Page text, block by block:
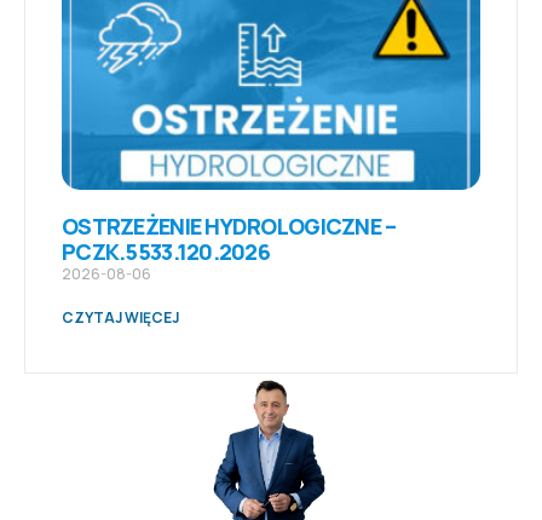
OSTRZEŻENIE HYDROLOGICZNE –
PCZK.5533.120.2026
2026-08-06
CZYTAJ WIĘCEJ